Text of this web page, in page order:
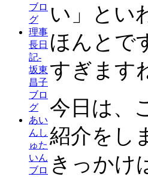
ブロ
グ
理事
長日
記-
坂東
昌子
ブロ
グ
あい
んし
ゅた
いん
ブロ
い」とい
ほんとで
すぎます
今日は、
紹介をし
きっかけ